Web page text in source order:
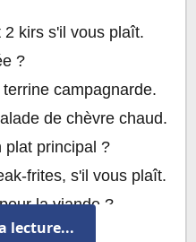
kirs s'il vous plaît.
?
campagnarde.
de chèvre chaud.
plat principal ?
frites, s'il vous plaît.
la viande ?
lecture...